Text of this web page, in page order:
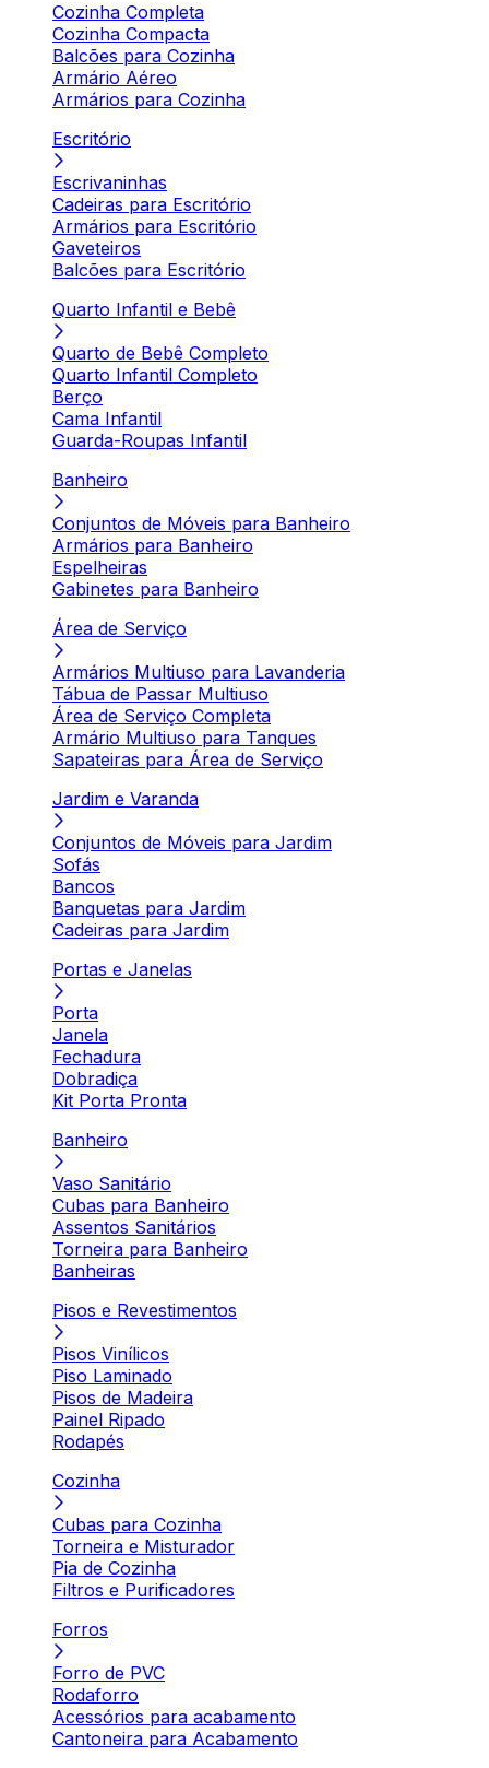
Cozinha Completa
Cozinha Compacta
Balcões para Cozinha
Armário Aéreo
Armários para Cozinha
Escritório
Escrivaninhas
Cadeiras para Escritório
Armários para Escritório
Gaveteiros
Balcões para Escritório
Quarto Infantil e Bebê
Quarto de Bebê Completo
Quarto Infantil Completo
Berço
Cama Infantil
Guarda-Roupas Infantil
Banheiro
Conjuntos de Móveis para Banheiro
Armários para Banheiro
Espelheiras
Gabinetes para Banheiro
Área de Serviço
Armários Multiuso para Lavanderia
Tábua de Passar Multiuso
Área de Serviço Completa
Armário Multiuso para Tanques
Sapateiras para Área de Serviço
Jardim e Varanda
Conjuntos de Móveis para Jardim
Sofás
Bancos
Banquetas para Jardim
Cadeiras para Jardim
Portas e Janelas
Porta
Janela
Fechadura
Dobradiça
Kit Porta Pronta
Banheiro
Vaso Sanitário
Cubas para Banheiro
Assentos Sanitários
Torneira para Banheiro
Banheiras
Pisos e Revestimentos
Pisos Vinílicos
Piso Laminado
Pisos de Madeira
Painel Ripado
Rodapés
Cozinha
Cubas para Cozinha
Torneira e Misturador
Pia de Cozinha
Filtros e Purificadores
Forros
Forro de PVC
Rodaforro
Acessórios para acabamento
Cantoneira para Acabamento